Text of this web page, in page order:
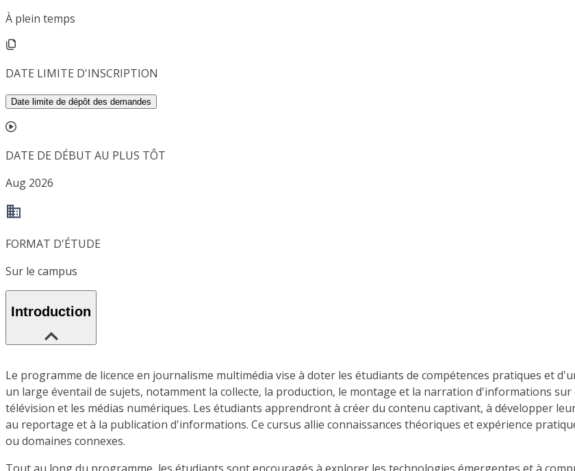
À plein temps
DATE LIMITE D'INSCRIPTION
Date limite de dépôt des demandes
DATE DE DÉBUT AU PLUS TÔT
Aug 2026
FORMAT D'ÉTUDE
Sur le campus
Introduction
Le programme de licence en journalisme multimédia vise à doter les étudiants de compétences pratiques et
un large éventail de sujets, notamment la collecte, la production, le montage et la narration d'informations
télévision et les médias numériques. Les étudiants apprendront à créer du contenu captivant, à développer
au reportage et à la publication d'informations. Ce cursus allie connaissances théoriques et expérience
ou domaines connexes.